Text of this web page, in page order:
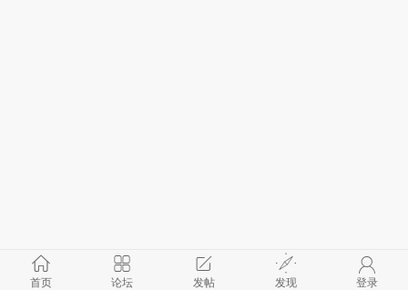
首页 论坛 发帖 发现 登录